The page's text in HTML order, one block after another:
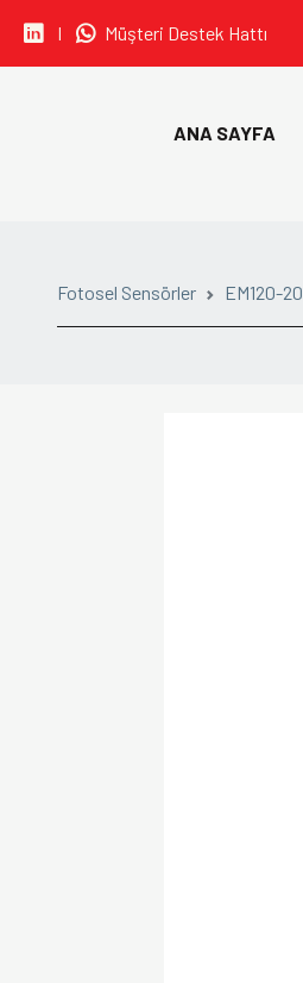
I Müşteri Destek Hattı
ANA SAYFA
Fotosel Sensörler EM120-20
• ORION FANS